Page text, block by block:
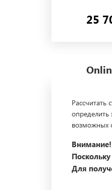
25
Рассчитать
определить
возможных
Внимание!
Для